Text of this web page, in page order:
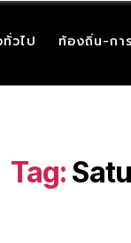
ทั่วไป ท้องถิ่น-กา
Tag: